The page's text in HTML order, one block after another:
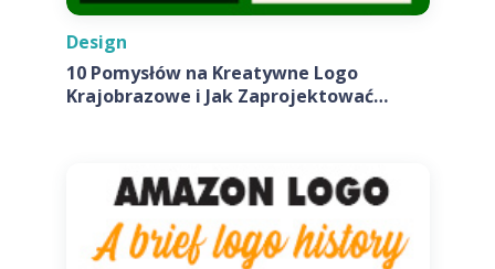
Design
10 Pomysłów na Kreatywne Logo
Krajobrazowe i Jak Zaprojektować